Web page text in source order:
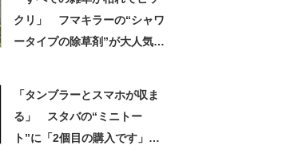
クリ」 フマキラーの“シャワ
ータイプの除草剤”が大人気
「タンブラーとスマホが収ま
る」 スタバの“ミニトー
ト”に「2個目の購入です」